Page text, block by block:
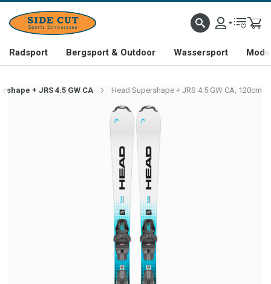
Radsport Bergsport & Outdoor Wassersport
+ JRS 4.5 GW CA Head Supershape + JRS 4.5 GW CA, 120cm